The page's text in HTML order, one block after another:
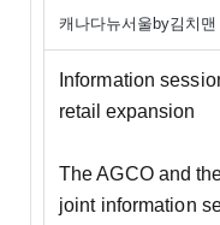
캐나다뉴서울by김치맨
Information
retail expansion
The AGCO and
joint information